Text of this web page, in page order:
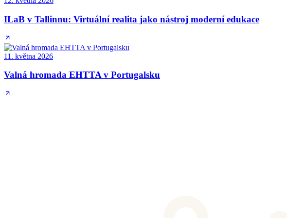
ILaB v Tallinnu: Virtuální realita jako nástroj moderní edukace
11. května 2026
Valná hromada EHTTA v Portugalsku